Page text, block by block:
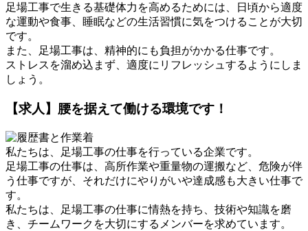
足場工事で生きる基礎体力を高めるためには、日頃から適度
な運動や食事、睡眠などの生活習慣に気をつけることが大切
です。
また、足場工事は、精神的にも負担がかかる仕事です。
ストレスを溜め込まず、適度にリフレッシュするようにしま
しょう。
【求人】腰を据えて働ける環境です！
私たちは、足場工事の仕事を行っている企業です。
足場工事の仕事は、高所作業や重量物の運搬など、危険が伴
う仕事ですが、それだけにやりがいや達成感も大きい仕事で
す。
私たちは、足場工事の仕事に情熱を持ち、技術や知識を磨
き、チームワークを大切にするメンバーを求めています。